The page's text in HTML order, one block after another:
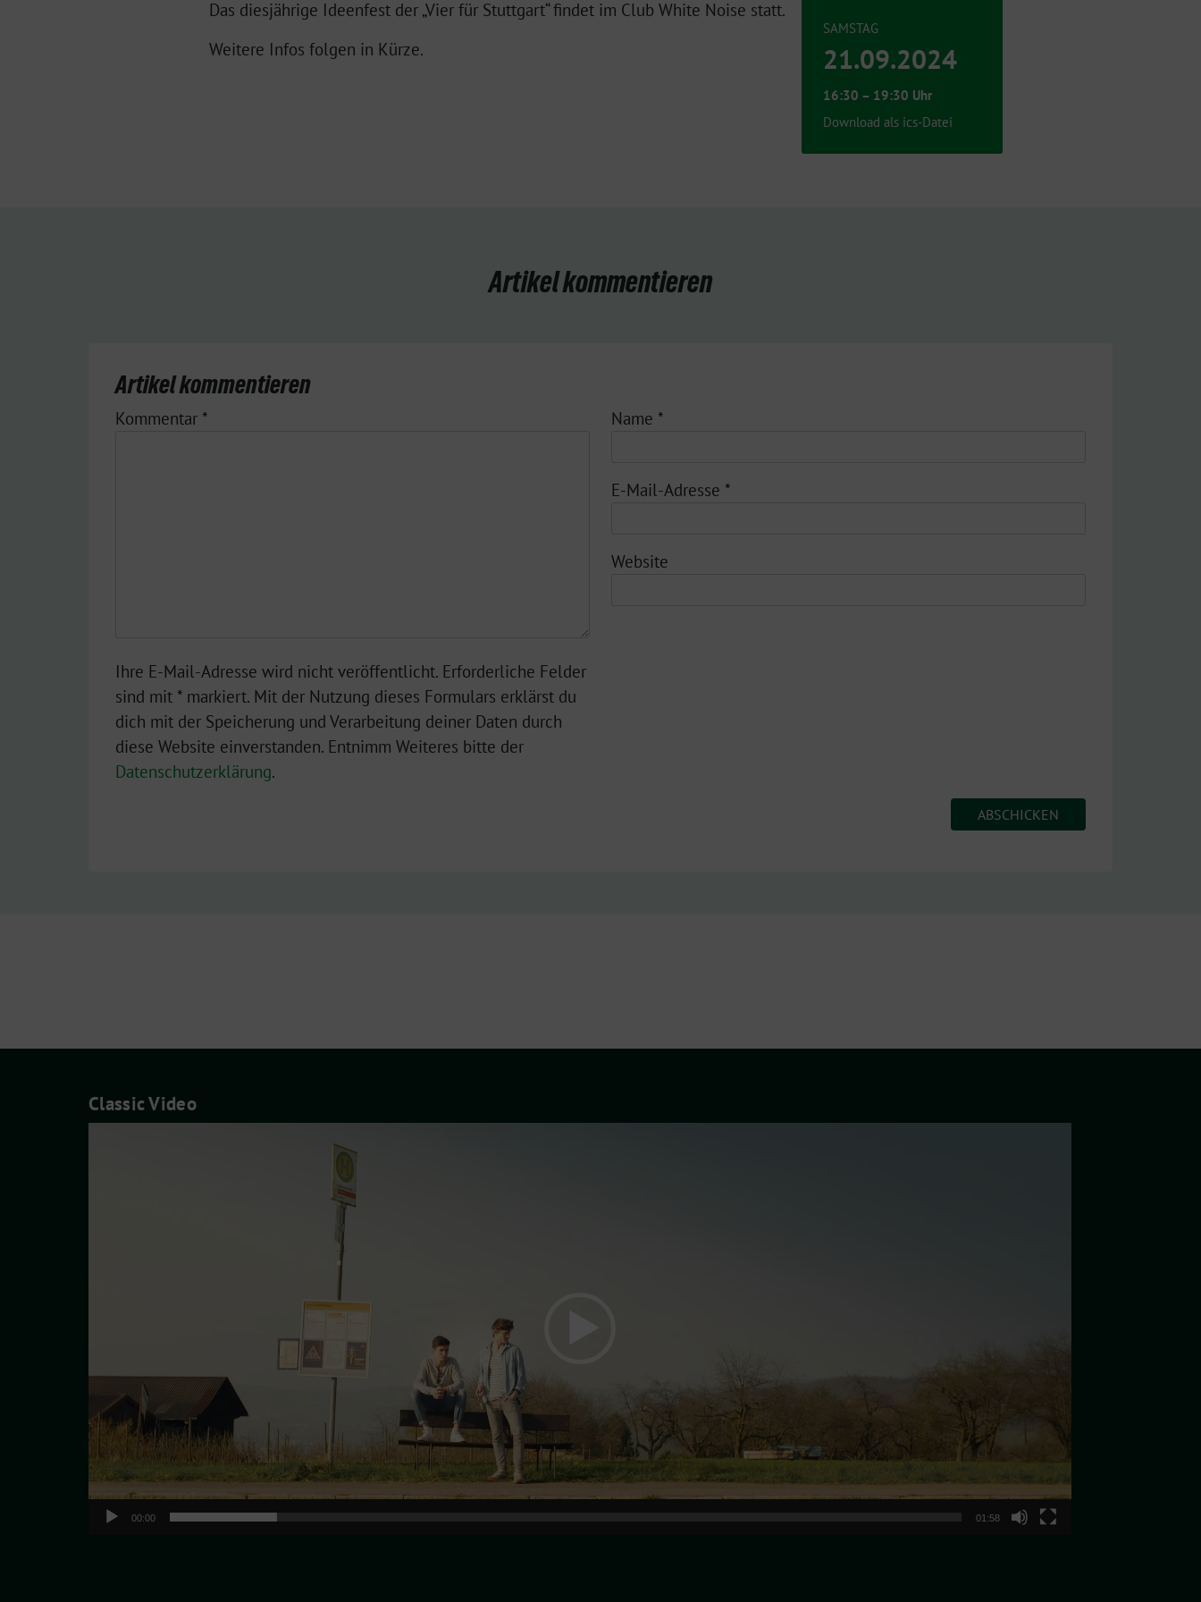
Das diesjährige Ideenfest der „Vier für Stuttgart“ findet im Club White Noise statt.
Weitere Infos folgen in Kürze.
SAMSTAG
21.09.2024
16:30 – 19:30 Uhr
Download als ics-Datei
Artikel kommentieren
Artikel kommentieren
Kommentar *
Ihre E-Mail-Adresse wird nicht veröffentlicht. Erforderliche Felder
sind mit * markiert. Mit der Nutzung dieses Formulars erklärst du
dich mit der Speicherung und Verarbeitung deiner Daten durch
diese Website einverstanden. Entnimm Weiteres bitte der
Datenschutzerklärung.
Name *
E-Mail-Adresse *
Website
Classic Video
00:00 01:58